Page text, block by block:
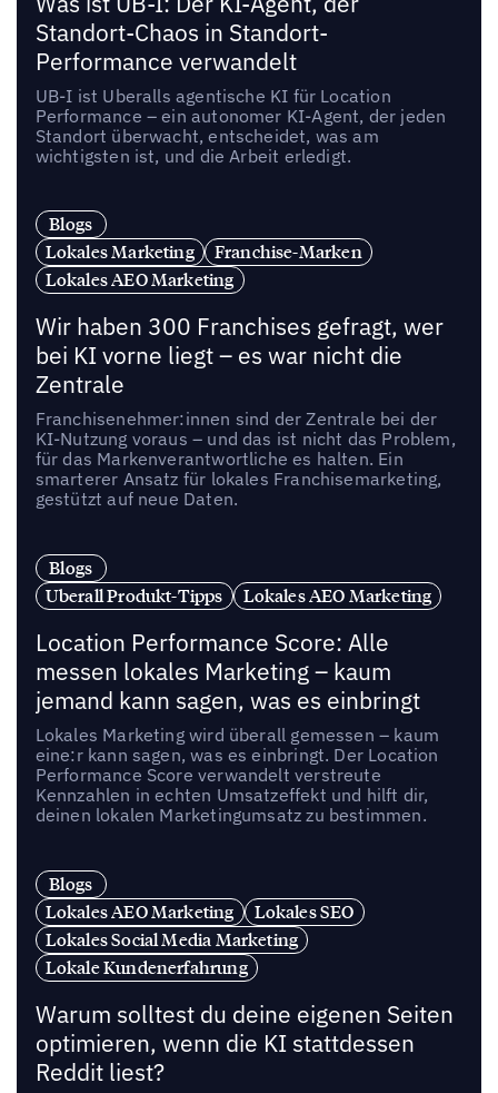
Standort-Chaos in Standort-
Performance verwandelt
UB-I ist Uberalls agentische KI für Location
Performance – ein autonomer KI-Agent, der jeden
Standort überwacht, entscheidet, was am
wichtigsten ist, und die Arbeit erledigt.
Blogs
Lokales Marketing
Franchise-Marken
Lokales AEO Marketing
Wir haben 300 Franchises gefragt, wer
bei KI vorne liegt – es war nicht die
Zentrale
Franchisenehmer:innen sind der Zentrale bei der
KI-Nutzung voraus – und das ist nicht das Problem,
für das Markenverantwortliche es halten. Ein
smarterer Ansatz für lokales Franchisemarketing,
gestützt auf neue Daten.
Blogs
Uberall Produkt-Tipps
Lokales AEO Marketing
Location Performance Score: Alle
messen lokales Marketing – kaum
jemand kann sagen, was es einbringt
Lokales Marketing wird überall gemessen – kaum
eine:r kann sagen, was es einbringt. Der Location
Performance Score verwandelt verstreute
Kennzahlen in echten Umsatzeffekt und hilft dir,
deinen lokalen Marketingumsatz zu bestimmen.
Blogs
Lokales AEO Marketing
Lokales SEO
Lokales Social Media Marketing
Lokale Kundenerfahrung
Warum solltest du deine eigenen Seiten
optimieren, wenn die KI stattdessen
Reddit liest?